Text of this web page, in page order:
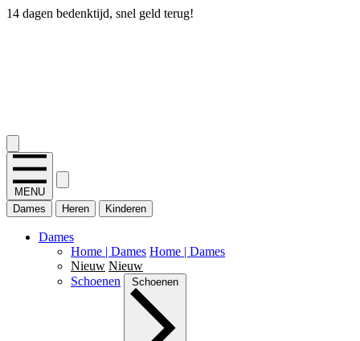
14 dagen bedenktijd, snel geld terug!
MENU
Dames
Heren Kinderen
Dames
Home | Dames Home | Dames
Nieuw Nieuw
Schoenen
Schoenen